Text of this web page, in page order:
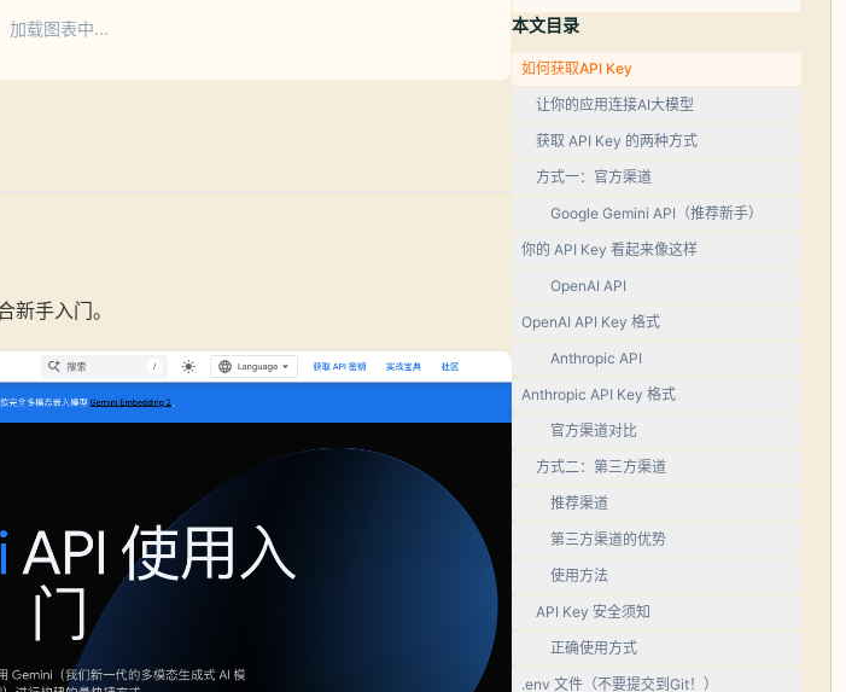
加载图表中...
新手入门。
本文目录
如何获取API Key
让你的应用连接AI大模型
获取 API Key 的两种方式
方式一：官方渠道
Google Gemini API（推荐新手）
你的 API Key 看起来像这样
OpenAI API
OpenAI API Key 格式
Anthropic API
Anthropic API Key 格式
官方渠道对比
方式二：第三方渠道
推荐渠道
第三方渠道的优势
使用方法
API Key 安全须知
正确使用方式
.env 文件（不要提交到Git！）